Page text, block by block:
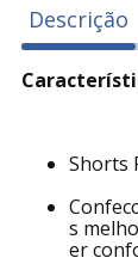
Descrição
Shorts
s
er